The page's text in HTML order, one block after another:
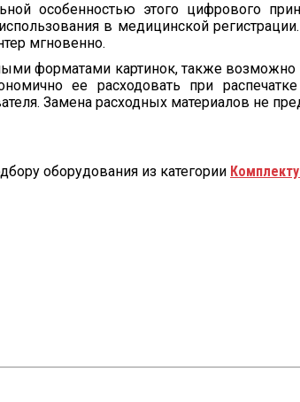
особенностью этого цифрового
в медицинской регистрации.
мгновенно.
форматами картинок, также
ее расходовать при
Замена расходных материалов не
оборудования из категории